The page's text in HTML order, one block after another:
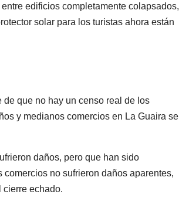
edificios completamente colapsados,
solar para los turistas ahora están
que no hay un censo real de los
y medianos comercios en La Guaira se
daños, pero que han sido
no sufrieron daños aparentes,
cierre echado.